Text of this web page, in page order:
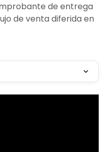
de entrega
de venta diferida en